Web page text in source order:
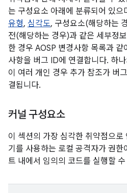
는 구성요소 아래에 분류되어 있으
유형, 심각도, 구성요소(해당하는
전(해당하는 경우)과 같은 세부정
한 경우 AOSP 변경사항 목록과
사항을 버그 ID에 연결합니다. 하
이 여러 개인 경우 추가 참조가 버
결됩니다.
커널 구성요소
이 섹션의 가장 심각한 취약점으로
기를 사용하는 로컬 공격자가 권
트 내에서 임의의 코드를 실행할